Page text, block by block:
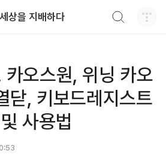
세상을 지배하다
카오스원, 위닝 카오
닫, 키보드레지스트
사용법